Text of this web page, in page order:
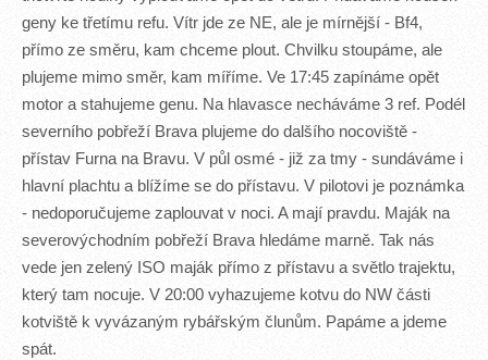
geny ke třetímu refu. Vítr jde ze NE, ale je mírnější - Bf4,
přímo ze směru, kam chceme plout. Chvilku stoupáme, ale
plujeme mimo směr, kam míříme. Ve 17:45 zapínáme opět
motor a stahujeme genu. Na hlavasce necháváme 3 ref. Podél
severního pobřeží Brava plujeme do dalšího nocoviště -
přístav Furna na Bravu. V půl osmé - již za tmy - sundáváme i
hlavní plachtu a blížíme se do přístavu. V pilotovi je poznámka
- nedoporučujeme zaplouvat v noci. A mají pravdu. Maják na
severovýchodním pobřeží Brava hledáme marně. Tak nás
vede jen zelený ISO maják přímo z přístavu a světlo trajektu,
který tam nocuje. V 20:00 vyhazujeme kotvu do NW části
kotviště k vyvázaným rybářským člunům. Papáme a jdeme
spát.